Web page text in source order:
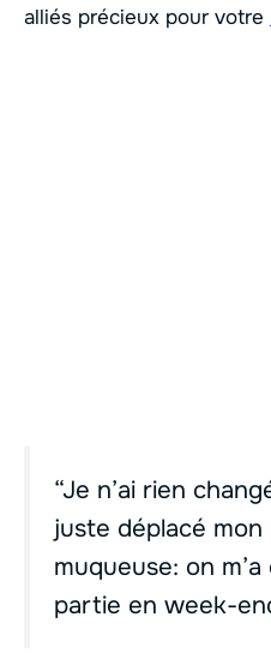
alliés précieux pour votre
“Je n’ai rien
juste déplacé
muqueuse: on
partie en week-